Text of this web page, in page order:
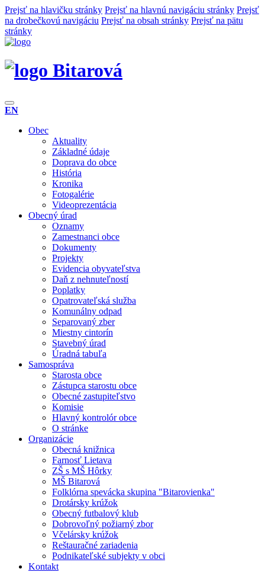
Prejsť na hlavičku stránky Prejsť na hlavnú navigáciu stránky Prejsť
na drobečkovú navigáciu Prejsť na obsah stránky Prejsť na pätu
stránky
Bitarová
EN
Obec
Aktuality
Základné údaje
Doprava do obce
História
Kronika
Fotogalérie
Videoprezentácia
Obecný úrad
Oznamy
Zamestnanci obce
Dokumenty
Projekty
Evidencia obyvateľstva
Daň z nehnuteľností
Poplatky
Opatrovateľská služba
Komunálny odpad
Separovaný zber
Miestny cintorín
Stavebný úrad
Úradná tabuľa
Samospráva
Starosta obce
Zástupca starostu obce
Obecné zastupiteľstvo
Komisie
Hlavný kontrolór obce
O stránke
Organizácie
Obecná knižnica
Farnosť Lietava
ZŠ s MŠ Hôrky
MŠ Bitarová
Folklórna spevácka skupina "Bitarovienka"
Drotársky krúžok
Obecný futbalový klub
Dobrovoľný požiarný zbor
Včelársky krúžok
Reštauračné zariadenia
Podnikateľské subjekty v obci
Kontakt